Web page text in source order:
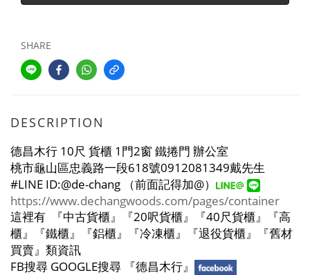
SHARE
DESCRIPTION
德昌木行 10尺 貨櫃 1 門2窗 鐵捲門 辦公室
桃市龜山區忠義路一段618號0912081349戴先生
#LINE ID:@de-chang
（前面記得加@）
https://www.dechangwoods.com/pages/container
這裡有
『中古貨櫃』『20呎貨櫃』『40尺貨櫃』『高
櫃』『鐵櫃』『鋁櫃』『冷凍櫃』『退役貨櫃』『舊材
買賣』類資訊
FB搜尋 GOOGLE搜尋
『德昌木行』